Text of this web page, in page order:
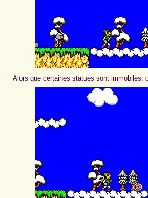
Alors que certaines statues sont immobiles,